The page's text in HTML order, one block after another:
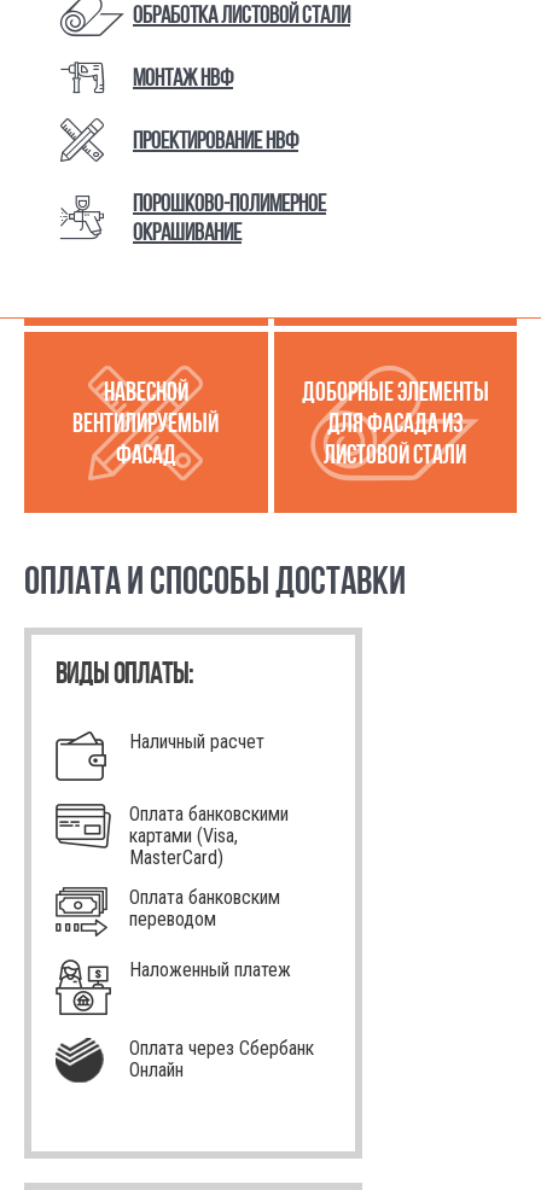
Обработка листовой стали
Монтаж НВФ
Проектирование НВФ
Порошково-полимерное
окрашивание
КАТАЛОГ ТОВАРОВ И УСЛУГ
УСЛУГИ ПО РАБОТЕ С
ЛИСТОВОЙ СТАЛЬЮ
МЕТАЛЛОКАССЕТЫ
НАВЕСНОЙ
ВЕНТИЛИРУЕМЫЙ
ФАСАД
ДОБОРНЫЕ ЭЛЕМЕНТЫ
ДЛЯ ФАСАДА ИЗ
ЛИСТОВОЙ СТАЛИ
ОПЛАТА И СПОСОБЫ ДОСТАВКИ
ВИДЫ ОПЛАТЫ:
Наличный расчет
Оплата банковскими
картами (Visa,
MasterCard)
Оплата банковским
переводом
Наложенный платеж
Оплата через Сбербанк
Онлайн